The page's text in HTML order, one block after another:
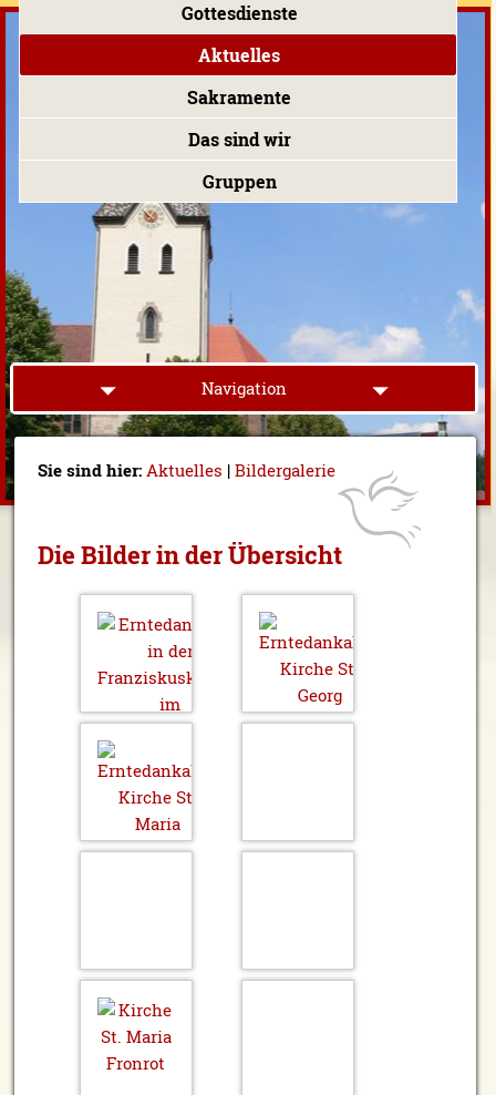
Gottesdienste
Aktuelles
Sakramente
Das sind wir
Gruppen
Navigation
Sie sind hier:Aktuelles |Bildergalerie
Die Bilder in der Übersicht